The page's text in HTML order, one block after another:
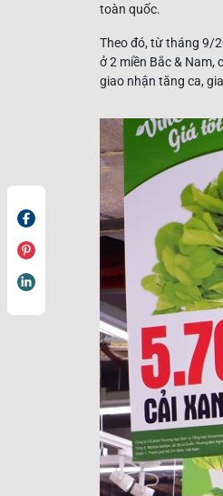
toàn quốc.
Theo đó, từ tháng 9/
ở 2 miền Bắc & Nam,
giao nhận tăng ca,